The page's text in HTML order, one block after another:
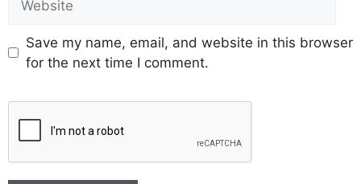
Save my name, email, and website in this browser
for the next time I comment.